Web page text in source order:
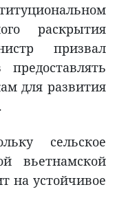
раскрытия
призвал
для развития
сельское
вьетнамской
на устойчивое